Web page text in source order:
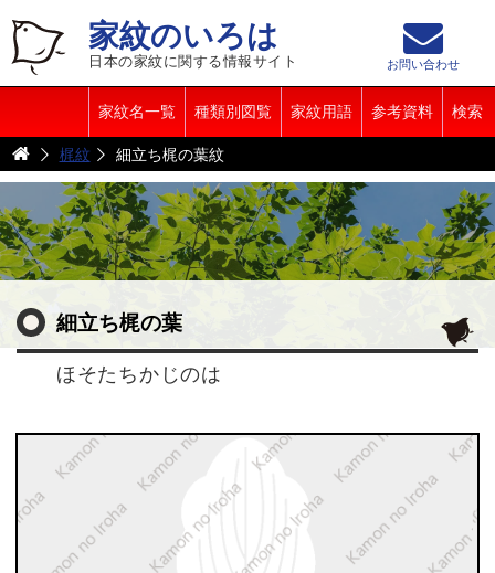
家紋のいろは
日本の家紋に関する情報サイト
家紋名一覧 種類別図覧 家紋用語 参考資料 検索
お問い合わせ
梶紋 細立ち梶の葉紋
細立ち梶の葉
ほそたちかじのは